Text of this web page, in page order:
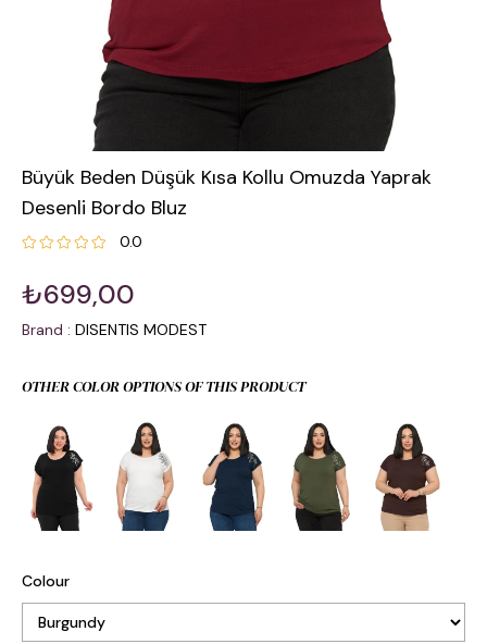
Büyük Beden Düşük Kısa Kollu Omuzda Yaprak
Desenli Bordo Bluz
0.0
₺699,00
Brand : DISENTIS MODEST
OTHER COLOR OPTIONS OF THIS PRODUCT
Colour